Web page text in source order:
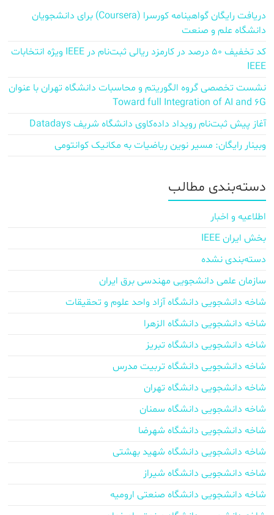
دریافت رایگان گواهینامه کورسرا (Coursera) برای دانشجویان
دانشگاه علم و صنعت
کد تخفیف ۵۰ درصد در کارمزد ریالی ثبت‌نام در IEEE ویژه انتخابات
IEEE
نشست تخصصی گروه الگوریتم و محاسبات دانشگاه تهران با عنوان
Toward full Integration of AI and 6G
آغاز پیش‌ ثبت‌نام رویداد داده‌کاوی دانشگاه شریف Datadays
وبینار رایگان: مسیر نوین ریاضیات به مکانیک کوانتومی
دسته‌بندی مطالب
اطلاعیه و اخبار
بخش ایران IEEE
دسته‌بندی نشده
سازمان علمی دانشجویی مهندسی برق ایران
شاخه دانشجویی دانشگاه آزاد واحد علوم و تحقیقات
شاخه دانشجویی دانشگاه الزهرا
شاخه دانشجویی دانشگاه تبریز
شاخه دانشجویی دانشگاه تربیت مدرس
شاخه دانشجویی دانشگاه تهران
شاخه دانشجویی دانشگاه سمنان
شاخه دانشجویی دانشگاه شهرضا
شاخه دانشجویی دانشگاه شهید بهشتی
شاخه دانشجویی دانشگاه شیراز
شاخه دانشجویی دانشگاه صنعتی ارومیه